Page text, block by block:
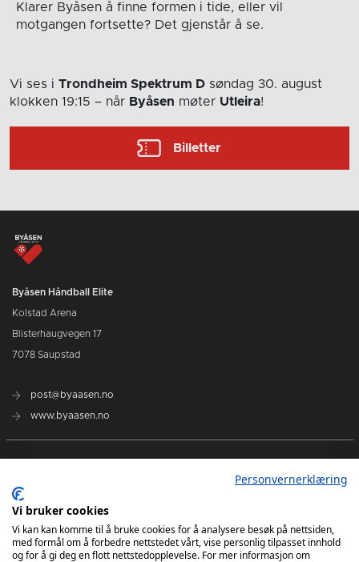
Klarer Byåsen å finne formen i tide, eller vil
motgangen fortsette? Det gjenstår å se.
Vi ses i Trondheim Spektrum D søndag 30. august
klokken 19:15 – når Byåsen møter Utleira!
Billetter
Byåsen Håndball Elite
Kolstad Arena
Blisterhaugvegen 17
7078 Saupstad
post@byaasen.no
www.byaasen.no
Kommende kamper
Kontakt oss
Personvernerklæring
Vi bruker cookies
Vi kan kan komme til å bruke cookies for å analysere besøk på nettsiden,
med formål om å forbedre nettstedet vårt, vise personlig tilpasset innhold
og for å gi deg en flott nettstedopplevelse. For mer informasjon om